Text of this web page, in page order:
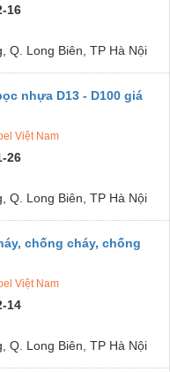
16
Q. Long Biên, TP Hà Nội
nhựa D13 - D100 giá
Việt Nam
26
Q. Long Biên, TP Hà Nội
chống cháy, chống
Việt Nam
14
Q. Long Biên, TP Hà Nội